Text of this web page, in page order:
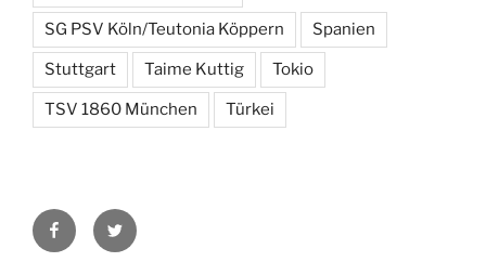
SG PSV Köln/Teutonia Köppern Spanien
Stuttgart Taime Kuttig Tokio
TSV 1860 München Türkei
FacebookTwitter